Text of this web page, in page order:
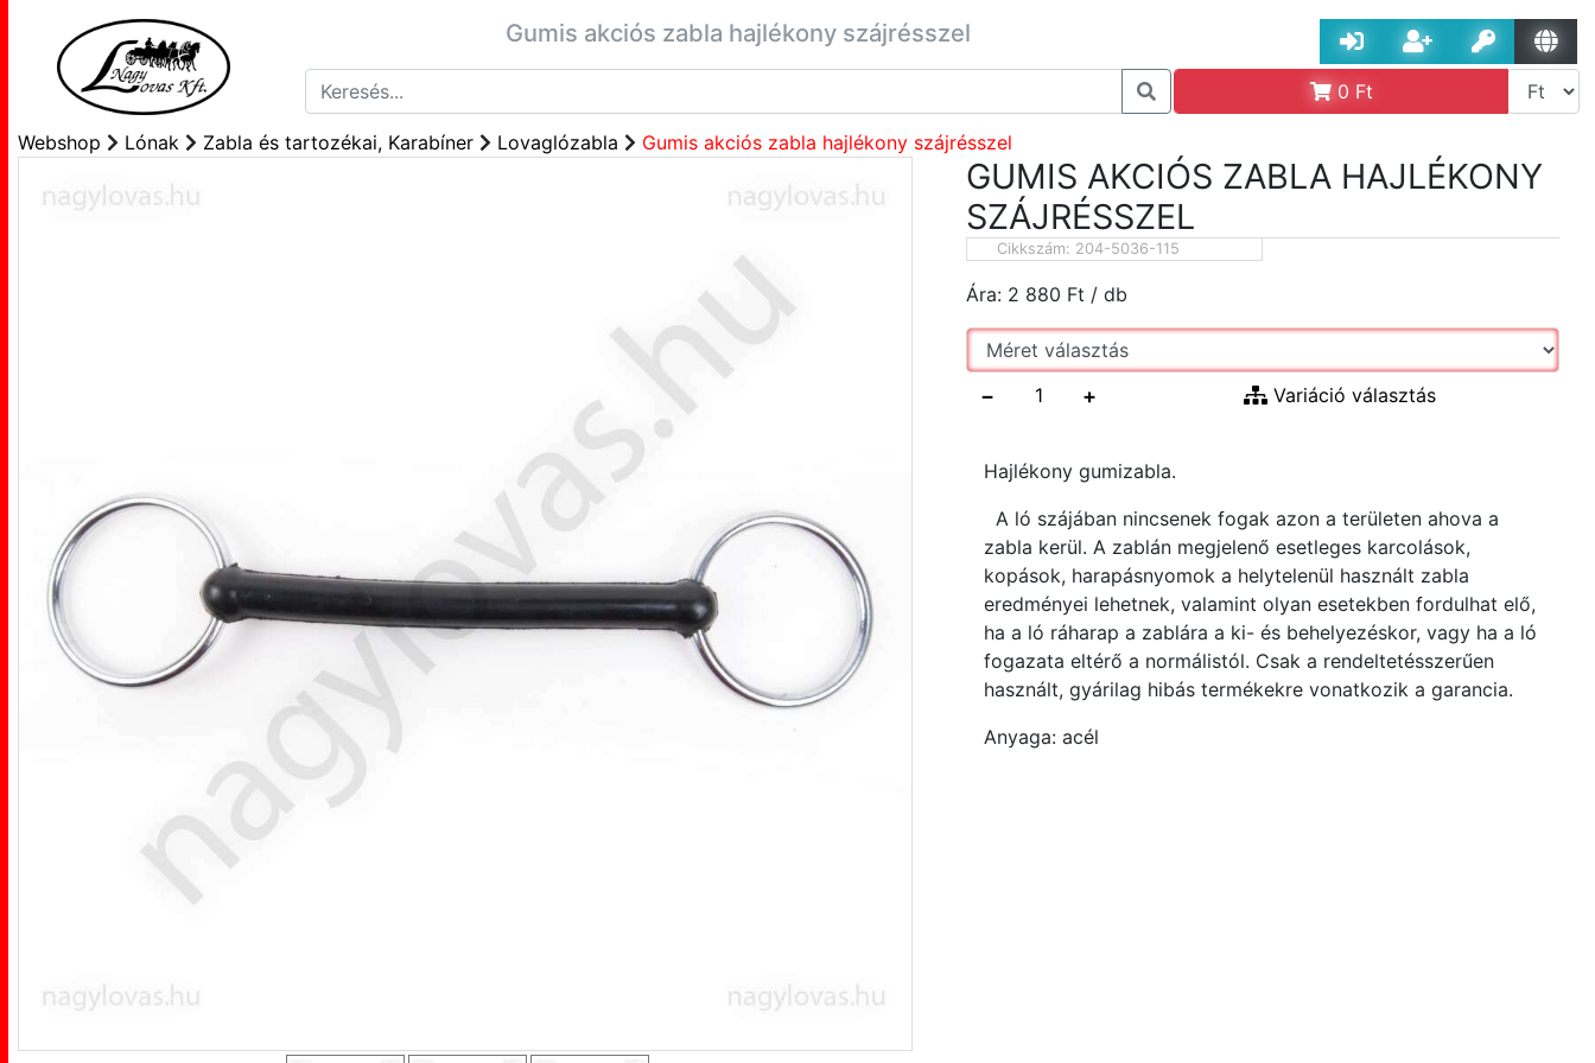
Gumis akciós zabla hajlékony szájrésszel
0 Ft
Webshop Lónak Zabla és tartozékai, Karabíner Lovaglózabla Gumis akciós zabla hajlékony szájrésszel
GUMIS AKCIÓS ZABLA HAJLÉKONY
SZÁJRÉSSZEL
Cikkszám: 204-5036-115
Ára: 2 880 Ft / db
− + Variáció választás
Hajlékony gumizabla.
A ló szájában nincsenek fogak azon a területen ahova a
zabla kerül. A zablán megjelenő esetleges karcolások,
kopások, harapásnyomok a helytelenül használt zabla
eredményei lehetnek, valamint olyan esetekben fordulhat elő,
ha a ló ráharap a zablára a ki- és behelyezéskor, vagy ha a ló
fogazata eltérő a normálistól. Csak a rendeltetésszerűen
használt, gyárilag hibás termékekre vonatkozik a garancia.
Anyaga: acél